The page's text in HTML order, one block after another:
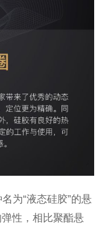
为“液态硅胶”的悬
性，相比聚酯悬